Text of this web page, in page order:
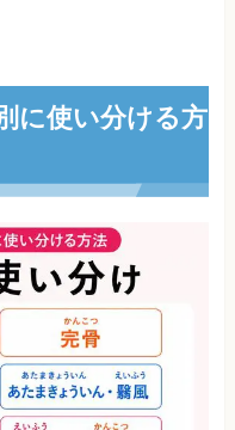
に使い分ける方